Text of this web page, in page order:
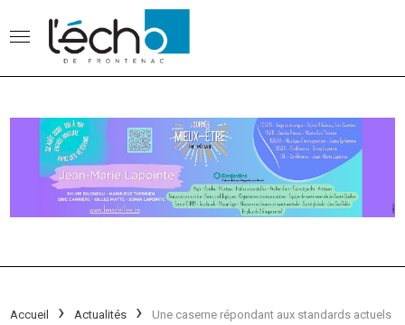
Accueil Actualités Une caserne répondant aux standards actuels